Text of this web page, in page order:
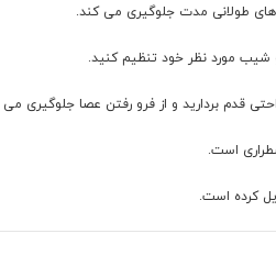
طولانی مدت جلوگیری می کند.
قدم بردارید و از فرو رفتن عصا جلوگیری می
است.
کرده است.